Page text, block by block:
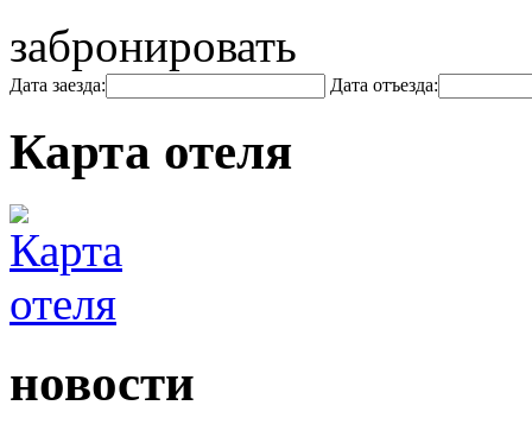
забронировать
Дата заезда: Дата отъезда:
Карта отеля
новости